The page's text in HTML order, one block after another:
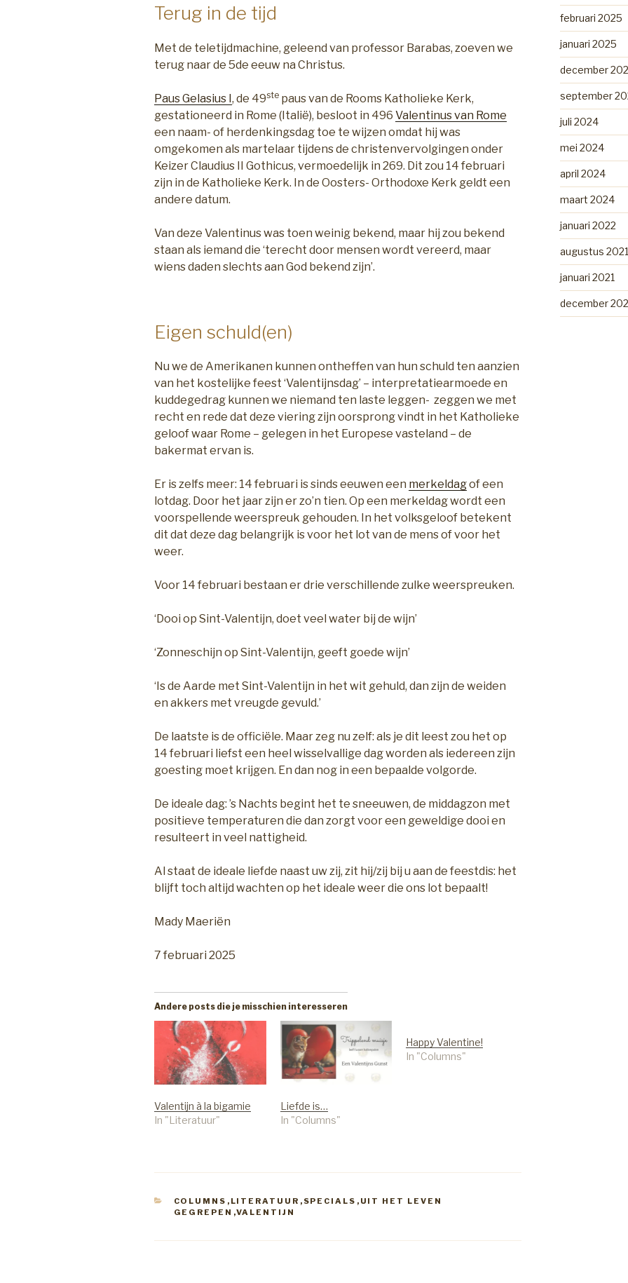
Terug in de tijd
Met de teletijdmachine, geleend van professor Barabas, zoeven we
terug naar de 5de eeuw na Christus.
Paus Gelasius I, de 49ste paus van de Rooms Katholieke Kerk,
gestationeerd in Rome (Italië), besloot in 496 Valentinus van Rome
een naam- of herdenkingsdag toe te wijzen omdat hij was
omgekomen als martelaar tijdens de christenvervolgingen onder
Keizer Claudius II Gothicus, vermoedelijk in 269. Dit zou 14 februari
zijn in de Katholieke Kerk. In de Oosters- Orthodoxe Kerk geldt een
andere datum.
Van deze Valentinus was toen weinig bekend, maar hij zou bekend
staan als iemand die ‘terecht door mensen wordt vereerd, maar
wiens daden slechts aan God bekend zijn’.
Eigen schuld(en)
Nu we de Amerikanen kunnen ontheffen van hun schuld ten aanzien
van het kostelijke feest ‘Valentijnsdag’ – interpretatiearmoede en
kuddegedrag kunnen we niemand ten laste leggen- zeggen we met
recht en rede dat deze viering zijn oorsprong vindt in het Katholieke
geloof waar Rome – gelegen in het Europese vasteland – de
bakermat ervan is.
Er is zelfs meer: 14 februari is sinds eeuwen een merkeldagof een
lotdag. Door het jaar zijn er zo’n tien. Op een merkeldag wordt een
voorspellende weerspreuk gehouden. In het volksgeloof betekent
dit dat deze dag belangrijk is voor het lot van de mens of voor het
weer.
Voor 14 februari bestaan er drie verschillende zulke weerspreuken.
‘Dooi op Sint-Valentijn, doet veel water bij de wijn’
‘Zonneschijn op Sint-Valentijn, geeft goede wijn’
‘Is de Aarde met Sint-Valentijn in het wit gehuld, dan zijn de weiden
en akkers met vreugde gevuld.’
De laatste is de officiële. Maar zeg nu zelf: als je dit leest zou het op
14 februari liefst een heel wisselvallige dag worden als iedereen zijn
goesting moet krijgen. En dan nog in een bepaalde volgorde.
De ideale dag: ’s Nachts begint het te sneeuwen, de middagzon met
positieve temperaturen die dan zorgt voor een geweldige dooi en
resulteert in veel nattigheid.
Al staat de ideale liefde naast uw zij, zit hij/zij bij u aan de feestdis: het
blijft toch altijd wachten op het ideale weer die ons lot bepaalt!
Mady Maeriën
7 februari 2025
Andere posts die je misschien interesseren
Valentijn à la bigamie
In "Literatuur"
Liefde is…
In "Columns"
Happy Valentine!
In "Columns"
CATEGORIEËN
COLUMNS , LITERATUUR , SPECIALS , UIT HET LEVEN
GEGREPEN ,VALENTIJN
februari 2025
januari 2025
december
september
juli 2024
mei 2024
april 2024
maart 2024
januari 2022
augustus 2021
januari 2021
december